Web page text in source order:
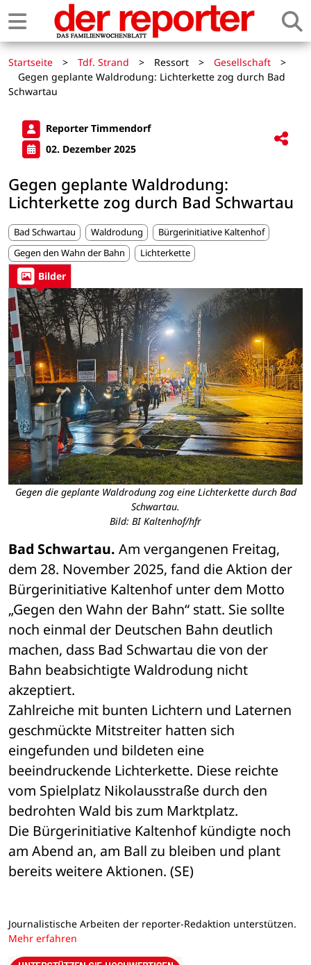
Startseite > Tdf. Strand > Ressort > Gesellschaft
>
Gegen geplante Waldrodung: Lichterkette zog durch Bad
Schwartau
Reporter Timmendorf
02. Dezember 2025
Gegen geplante Waldrodung:
Lichterkette zog durch Bad Schwartau
Bad Schwartau Waldrodung
Bürgerinitiative Kaltenhof
Gegen den Wahn der Bahn
Lichterkette
Bilder
Gegen die geplante Waldrodung zog eine Lichterkette durch Bad
Schwartau.
Bild: BI Kaltenhof/hfr
Bad Schwartau. Am vergangenen Freitag,
dem 28. November 2025, fand die Aktion der
Bürgerinitiative Kaltenhof unter dem Motto
„Gegen den Wahn der Bahn“ statt. Sie sollte
noch einmal der Deutschen Bahn deutlich
machen, dass Bad Schwartau die von der
Bahn beabsichtigte Waldrodung nicht
akzeptiert.
Zahlreiche mit bunten Lichtern und Laternen
geschmückte Mitstreiter hatten sich
eingefunden und bildeten eine
beeindruckende Lichterkette. Diese reichte
vom Spielplatz Nikolausstraße durch den
bedrohten Wald bis zum Marktplatz.
Die Bürgerinitiative Kaltenhof kündigte noch
am Abend an, am Ball zu bleiben und plant
bereits weitere Aktionen. (SE)
Journalistische Arbeiten der reporter-Redaktion unterstützen.
Mehr erfahren